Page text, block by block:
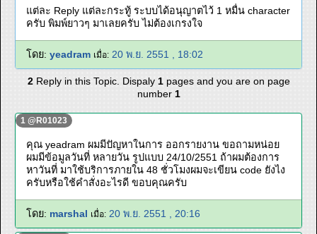
แต่ละ Reply แต่ละกระทู้ ระบบได้อนุญาตไว้ 1 หมื่น character
ครับ พิมพ์ยาวๆ มาเลยครับ ไม่ต้องเกรงใจ
โดย: yeadram เมื่อ: 20 พ.ย. 2551 , 18:02
2Reply in this Topic. Dispaly 1 pages and you are on page
number 1
1 @R01023
คุณ yeadram ผมมีปัญหาในการ ออกรายงาน ขอถามหน่อย
ผมมีข้อมูลวันที่ หลายวัน รูปแบบ 24/10/2551 ถ้าผมต้องการ
หาวันที่ มาใช้บริการภายใน 48 ชั่วโมงผมจะเขียน code ยังไง
ครับหรือใช้คำสั่งอะไรดี ขอบคุณครับ
โดย: marshal เมื่อ: 20 พ.ย. 2551 , 20:16